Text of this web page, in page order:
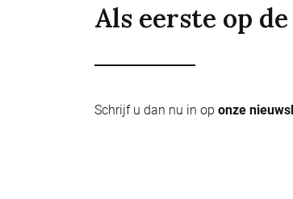
Als eerste op
Schrijf u dan nu in op onze